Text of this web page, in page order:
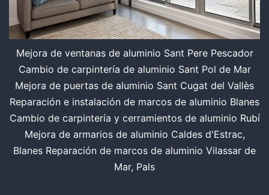
Mejora de ventanas de aluminio Sant Pere Pescador
Cambio de carpintería de aluminio Sant Pol de Mar
Mejora de puertas de aluminio Sant Cugat del Vallès
Reparación e instalación de marcos de aluminio Blanes
Cambio de carpintería y cerramientos de aluminio Rubí
Mejora de armarios de aluminio Caldes d'Estrac,
Blanes Reparación de marcos de aluminio Vilassar de
Mar, Pals